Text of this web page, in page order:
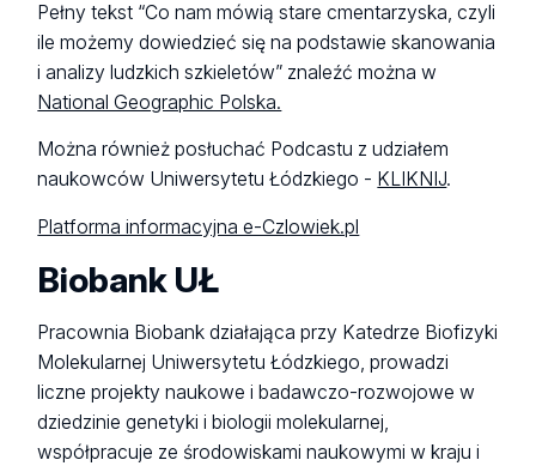
Pełny tekst “Co nam mówią stare cmentarzyska, czyli
ile możemy dowiedzieć się na podstawie skanowania
i analizy ludzkich szkieletów” znaleźć można w
National Geographic Polska.
Można również posłuchać Podcastu z udziałem
naukowców Uniwersytetu Łódzkiego - KLIKNIJ.
Platforma informacyjna e-Czlowiek.pl
Biobank UŁ
Pracownia Biobank działająca przy Katedrze Biofizyki
Molekularnej Uniwersytetu Łódzkiego, prowadzi
liczne projekty naukowe i badawczo-rozwojowe w
dziedzinie genetyki i biologii molekularnej,
współpracuje ze środowiskami naukowymi w kraju i